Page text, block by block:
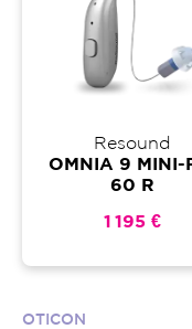
Resound
OMNIA 9 MINI-
60 R
1 195 €
OTICON